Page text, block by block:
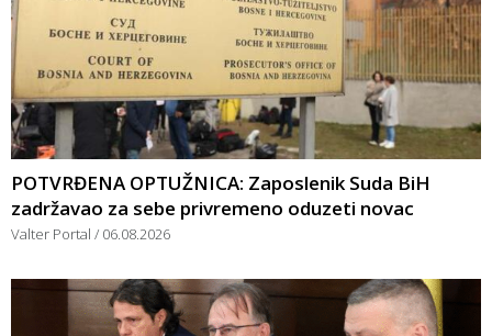
POTVRĐENA OPTUŽNICA: Zaposlenik Suda BiH
zadržavao za sebe privremeno oduzeti novac
Valter Portal 06.08.2026